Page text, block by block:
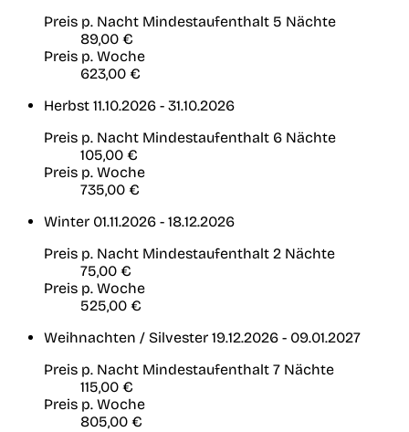
Preis p. Nacht Mindestaufenthalt 5 Nächte
89,00 €
Preis p. Woche
623,00 €
Herbst 11.10.2026 - 31.10.2026
Preis p. Nacht Mindestaufenthalt 6 Nächte
105,00 €
Preis p. Woche
735,00 €
Winter 01.11.2026 - 18.12.2026
Preis p. Nacht Mindestaufenthalt 2 Nächte
75,00 €
Preis p. Woche
525,00 €
Weihnachten / Silvester 19.12.2026 - 09.01.2027
Preis p. Nacht Mindestaufenthalt 7 Nächte
115,00 €
Preis p. Woche
805,00 €